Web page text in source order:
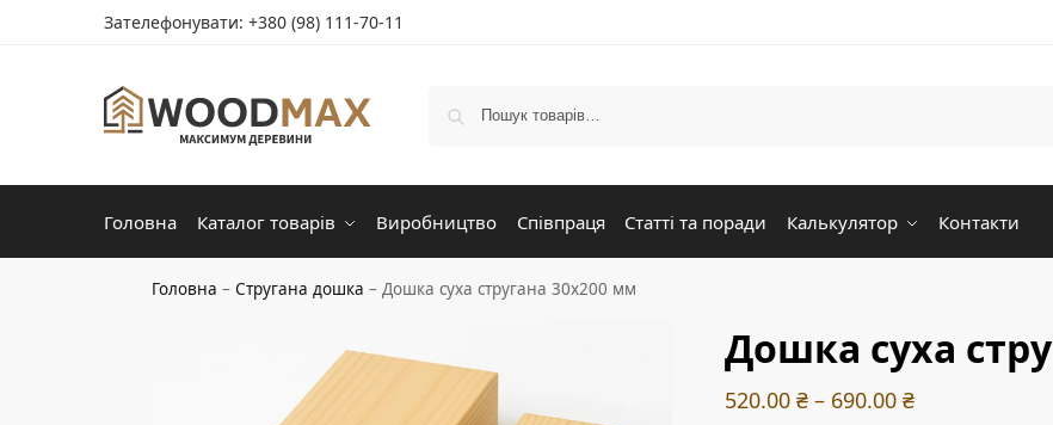
Зателефонувати: +380 (98) 111-70-11
Головна Каталог товарів Виробництво Співпраця Статті та поради Калькулятор Контакти
Головна –Стругана дошка –Дошка суха стругана 30х200 мм
Дошка суха
520.00 ₴ – 690.00 ₴